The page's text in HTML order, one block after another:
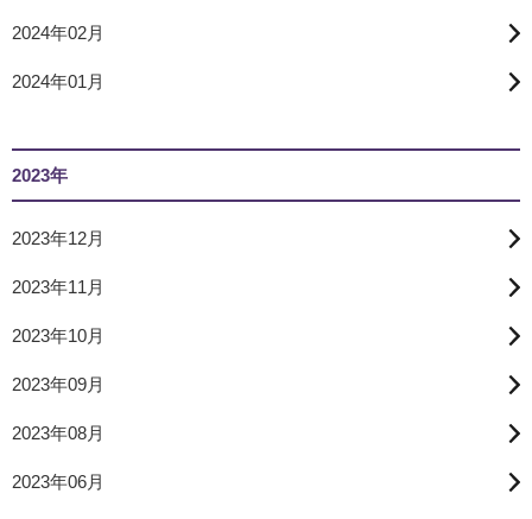
2024年02月
2024年01月
2023年
2023年12月
2023年11月
2023年10月
2023年09月
2023年08月
2023年06月